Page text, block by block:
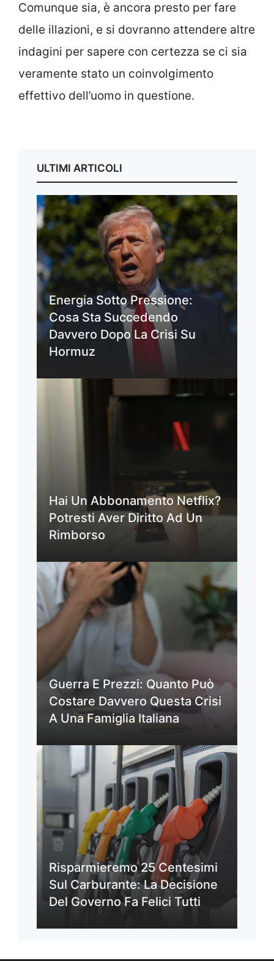
Comunque sia, è ancora presto per fare
delle illazioni, e si dovranno attendere altre
indagini per sapere con certezza se ci sia
veramente stato un coinvolgimento
effettivo dell’uomo in questione.
ULTIMI ARTICOLI
Energia Sotto Pressione:
Cosa Sta Succedendo
Davvero Dopo La Crisi Su
Hormuz
Hai Un Abbonamento Netflix?
Potresti Aver Diritto Ad Un
Rimborso
Guerra E Prezzi: Quanto Può
Costare Davvero Questa Crisi
A Una Famiglia Italiana
Risparmieremo 25 Centesimi
Sul Carburante: La Decisione
Del Governo Fa Felici Tutti